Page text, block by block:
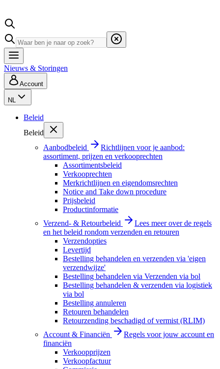
Nieuws & Storingen
Account
NL
Beleid
Beleid
Aanbodbeleid
Richtlijnen voor je aanbod:
assortiment, prijzen en verkooprechten
Assortimentsbeleid
Verkooprechten
Merkrichtlijnen en eigendomsrechten
Notice and Take down procedure
Prijsbeleid
Productinformatie
Verzend- & Retourbeleid
Lees meer over de regels
en het beleid rondom verzenden en retouren
Verzendopties
Levertijd
Bestelling behandelen en verzenden via 'eigen
verzendwijze'
Bestelling behandelen via Verzenden via bol
Bestelling behandelen & verzenden via logistiek
via bol
Bestelling annuleren
Retouren behandelen
Retourzending beschadigd of vermist (RLIM)
Account & Financiën
Regels voor jouw account en
financiën
Verkoopprijzen
Verkoopfactuur